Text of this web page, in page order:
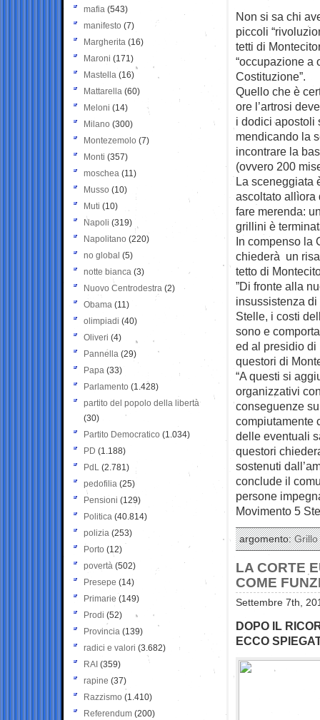
Non si sa chi
piccoli
tetti di
“occupazione a
Costituzione”.
Quello che è
ore l’artrosi
i dodici apostoli
mendicando la
incontrare la
(ovvero 200
La sceneggiata
ascoltato allìora
fare merenda:
grillini è
In compenso la
chiederà un
tetto di
”Di fronte alla
insussistenza
Stelle, i costi
sono e
ed al presidio di
questori di
“A questi si
organizzativi
conseguenze
compiutamente
delle eventuali
questori
sostenuti
conclude il
persone
Movimento 5
argomento:Grillo
LA CORTE
COME
Settembre 7th,
DOPO IL
ECCO
mafia (543)
manifesto (7)
Margherita (16)
Maroni (171)
Mastella (16)
Mattarella (60)
Meloni (14)
Milano (300)
Montezemolo (7)
Monti (357)
moschea (11)
Musso (10)
Muti (10)
Napoli (319)
Napolitano (220)
no global (5)
notte bianca (3)
Nuovo Centrodestra (2)
Obama (11)
olimpiadi (40)
Oliveri (4)
Pannella (29)
Papa (33)
Parlamento (1.428)
partito del popolo della libertà
(30)
Partito Democratico (1.034)
PD (1.188)
PdL (2.781)
pedofilia (25)
Pensioni (129)
Politica (40.814)
polizia (253)
Porto (12)
povertà (502)
Presepe (14)
Primarie (149)
Prodi (52)
Provincia (139)
radici e valori (3.682)
RAI (359)
rapine (37)
Razzismo (1.410)
Referendum (200)